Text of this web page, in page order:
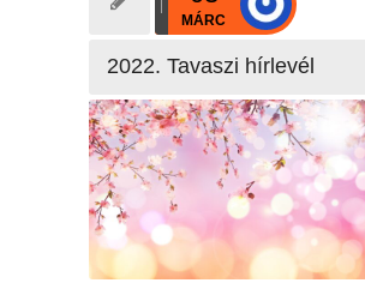
MÁRC
2022. Tavaszi hírlevél